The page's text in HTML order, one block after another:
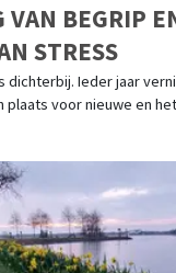
VAN BEGRIP
STRESS
dichterbij. Ieder jaar
plaats voor nieuwe en